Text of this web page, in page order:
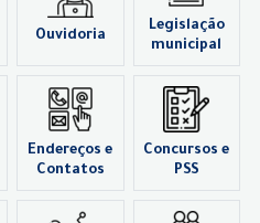
Ouvidoria
Legislação
municipal
Endereços e
Contatos
Concursos e
PSS